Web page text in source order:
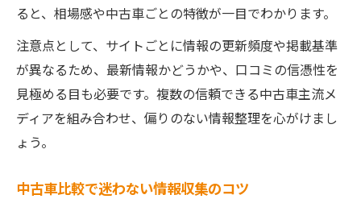
ると、相場感や中古車ごとの特徴が一目でわかります。
注意点として、サイトごとに情報の更新頻度や掲載基準
が異なるため、最新情報かどうかや、口コミの信憑性を
見極める目も必要です。複数の信頼できる中古車主流メ
ディアを組み合わせ、偏りのない情報整理を心がけまし
ょう。
中古車比較で迷わない情報収集のコツ